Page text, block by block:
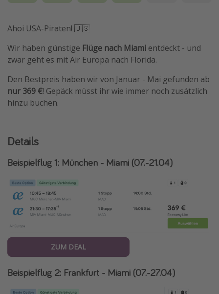
Hotels in Amsterdam
Reise Journal
Familienurlaub in der Türkei
Bahnreisen in der Schweiz
Travel Know How
Silvesterreisen
Last Minute Urlaub Mallorca
Last Minute Urlaub Deutschland
Ahoi USA-Piraten! 🇺🇸
Wir haben günstige Flüge nach Miami entdeckt - und
zwar geht es mit Air Europa nach Florida.
Den Bestpreis haben wir von Januar - Mai gefunden ab
nur 369 €! Gepäck müsst ihr wie immer noch zusätzlich
hinzu buchen.
Details
Beispielflug 1: München - Miami (07.-21.04)
ZUM DEAL
Beispielflug 2: Frankfurt - Miami (07.-27.04)